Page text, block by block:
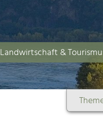
Landwirtschaft &